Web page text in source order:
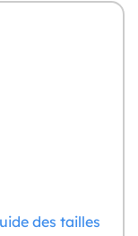
des tailles